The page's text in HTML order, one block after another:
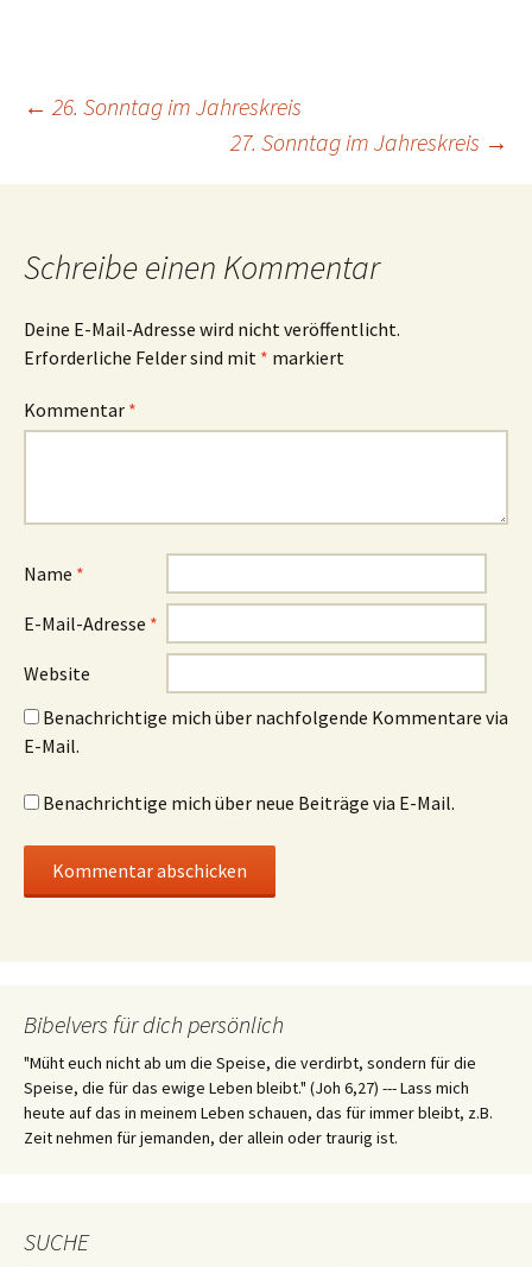
Beitragsnavigation
← 26. Sonntag im Jahreskreis
27. Sonntag im Jahreskreis →
Schreibe einen Kommentar
Deine E-Mail-Adresse wird nicht veröffentlicht.
Erforderliche Felder sind mit * markiert
Kommentar *
Name *
E-Mail-Adresse *
Website
Benachrichtige mich über nachfolgende Kommentare via
E-Mail.
Benachrichtige mich über neue Beiträge via E-Mail.
Bibelvers für dich persönlich
"Müht euch nicht ab um die Speise, die verdirbt, sondern für die
Speise, die für das ewige Leben bleibt." (Joh 6,27) --- Lass mich
heute auf das in meinem Leben schauen, das für immer bleibt, z.B.
Zeit nehmen für jemanden, der allein oder traurig ist.
SUCHE